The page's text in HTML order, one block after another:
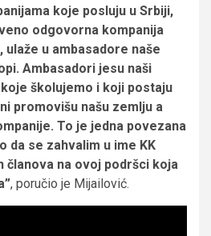
koje posluju u Srbiji,
odgovorna kompanija
ulaže u ambasadore naše
Ambasadori jesu naši
školujemo i koji postaju
promovišu našu zemlju a
To je jedna povezana
da se zahvalim u ime KK
članova na ovoj podršci koja
, poručio je Mijailović.